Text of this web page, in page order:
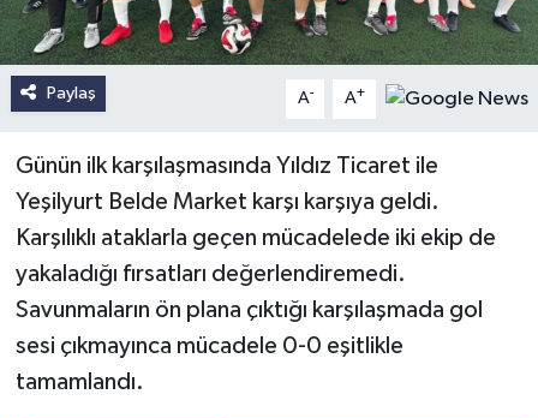
Paylaş A- A+
Günün ilk karşılaşmasında Yıldız Ticaret ile
Yeşilyurt Belde Market karşı karşıya geldi.
Karşılıklı ataklarla geçen mücadelede iki ekip de
yakaladığı fırsatları değerlendiremedi.
Savunmaların ön plana çıktığı karşılaşmada gol
sesi çıkmayınca mücadele 0-0 eşitlikle
tamamlandı.